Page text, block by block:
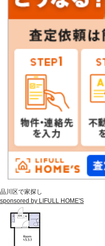
品川区で家探し
sponsored by LIFULL HOME'S